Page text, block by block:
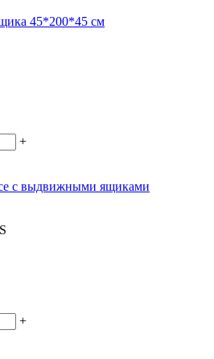
45*200*45 см
+
с выдвижными ящиками
+